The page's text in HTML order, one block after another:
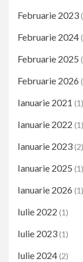
Februarie 2023
Februarie 2024
Februarie 2025
Februarie 2026
Ianuarie 2021 (1)
Ianuarie 2022 (1)
Ianuarie 2023(2)
Ianuarie 2025 (1)
Ianuarie 2026 (1)
Iulie 2022 (1)
Iulie 2023(1)
Iulie 2024(2)